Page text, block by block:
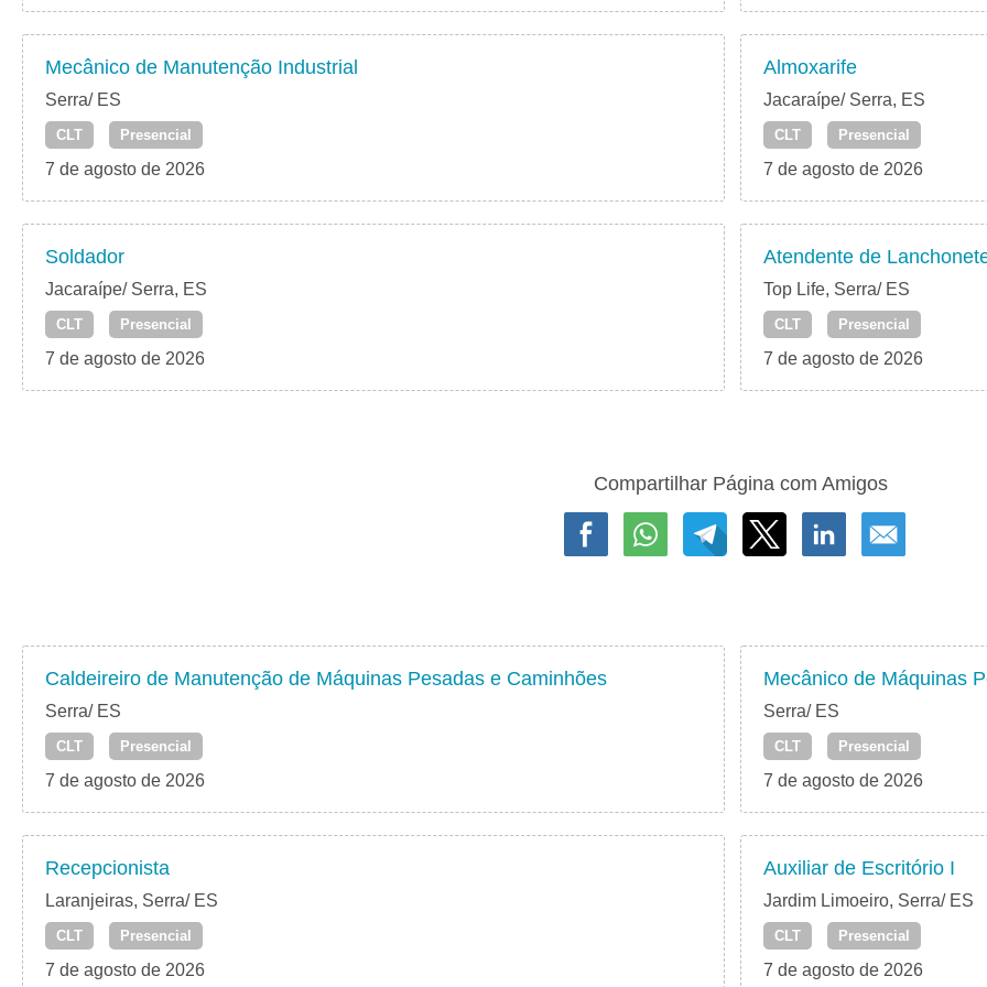
Mecânico de Manutenção Industrial
Serra/ ES
CLT Presencial
7 de agosto de 2026
Almoxarife
Jacaraípe/ Serra, ES
CLT Presencial
7 de agosto de 2026
Soldador
Jacaraípe/ Serra, ES
CLT Presencial
7 de agosto de 2026
Atendente de
Top Life, Serra/ ES
CLT Presencial
7 de agosto de 2026
Compartilhar Página com Amigos
Caldeireiro de Manutenção de Máquinas Pesadas e Caminhões
Serra/ ES
CLT Presencial
7 de agosto de 2026
Mecânico de Máquinas
Serra/ ES
CLT Presencial
7 de agosto de 2026
Recepcionista
Laranjeiras, Serra/ ES
CLT Presencial
7 de agosto de 2026
Auxiliar de Escritório I
Jardim Limoeiro, Serra/ ES
CLT Presencial
7 de agosto de 2026